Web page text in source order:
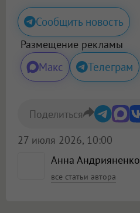
Сообщить новость
Размещение рекламы
Макс Телеграм
Анна Андрияненко
все статьи автора
27 июля 2026, 10:00
Поделиться